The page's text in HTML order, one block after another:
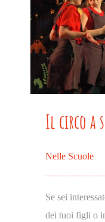
Il circo a
Nelle Scuole
Se sei
dei tuoi figli o